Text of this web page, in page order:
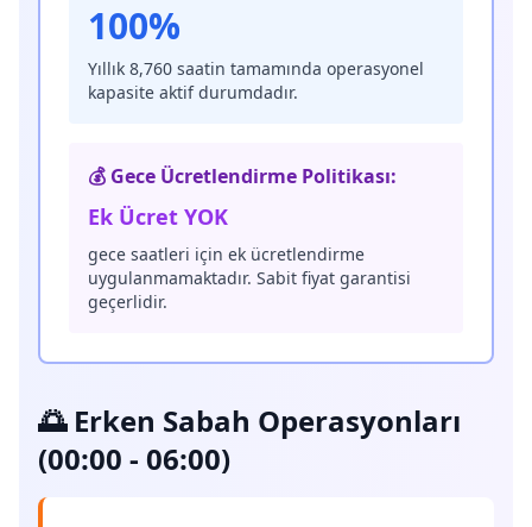
100%
Yıllık 8,760 saatin tamamında operasyonel
kapasite aktif durumdadır.
💰 Gece Ücretlendirme Politikası:
Ek Ücret YOK
gece saatleri için ek ücretlendirme
uygulanmamaktadır. Sabit fiyat garantisi
geçerlidir.
🌅 Erken Sabah Operasyonları
(00:00 - 06:00)